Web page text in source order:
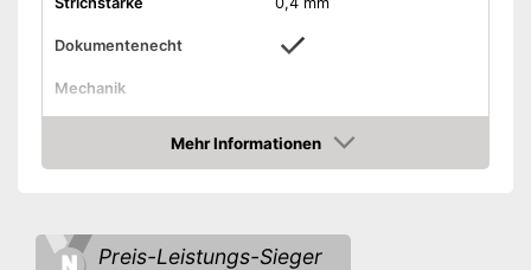
Dokumentenecht
Mechanik
Material
Kunststoff
Amazon Lieferzeit
siehe Anbieter
Mehr Informationen
Amazon
Preis-Leistungs-Sieger